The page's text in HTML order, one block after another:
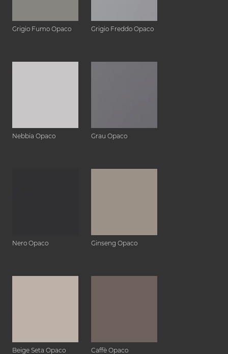
Grigio Fumo Opaco Grigio Freddo Opaco
Nebbia Opaco Grau Opaco
Nero Opaco Ginseng Opaco
Beige Seta Opaco Caffè Opaco